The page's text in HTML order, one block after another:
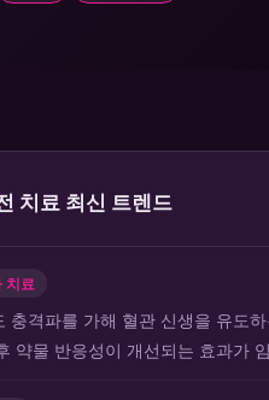
치료 최신 트렌드
치료
충격파를 가해 혈관 신생을 유도
약물 반응성이 개선되는 효과가